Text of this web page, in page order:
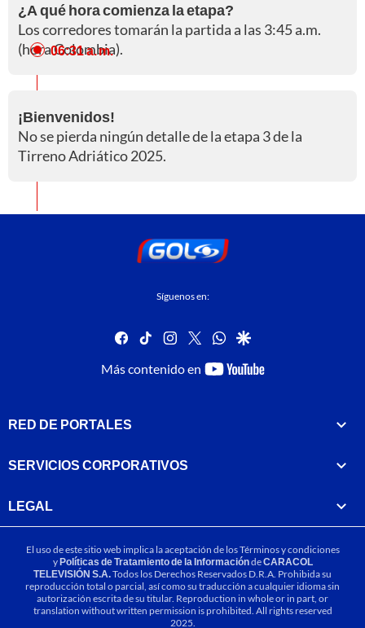
¿A qué hora comienza la etapa?
Los corredores tomarán la partida a las 3:45 a.m.
(hora Colombia).
06:31 a. m.
¡Bienvenidos!
No se pierda ningún detalle de la etapa 3 de la
Tirreno Adriático 2025.
Síguenos en:
facebook
tiktok instagram
twitterwhatsapp
google
Más contenido en
youtube-
RED DE PORTALES
SERVICIOS CORPORATIVOS
LEGAL
El uso de este sitio web implica la aceptación de losTérminos y condiciones
yPolíticas de Tratamiento de la InformacióndeCARACOL
TELEVISIÓN S.A.Todos los Derechos Reservados D.R.A. Prohibida su
reproducción total o parcial, así como su traducción a cualquier idioma sin
autorización escrita de su titular. Reproduction in whole or in part, or
translation without written permission is prohibited. All rights reserved
2025.